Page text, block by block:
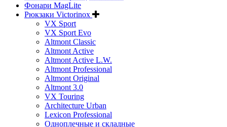
Фонари MagLite
Рюкзаки Victorinox
VX Sport
VX Sport Evo
Altmont Classic
Altmont Active
Altmont Active L.W.
Altmont Professional
Altmont Original
Altmont 3.0
VX Touring
Architecture Urban
Lexicon Professional
Одноплечные и складные